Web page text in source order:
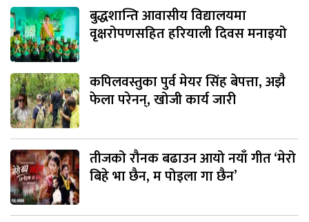
बुद्धशान्ति आवासीय विद्यालयमा
वृक्षरोपणसहित हरियाली दिवस मनाइयो
कपिलवस्तुका पुर्व मेयर सिंह बेपत्ता, अझै
फेला परेनन्, खोजी कार्य जारी
तीजको रौनक बढाउन आयो नयाँ गीत ‘मेरो
बिहे भा छैन, म पोइला गा छैन’